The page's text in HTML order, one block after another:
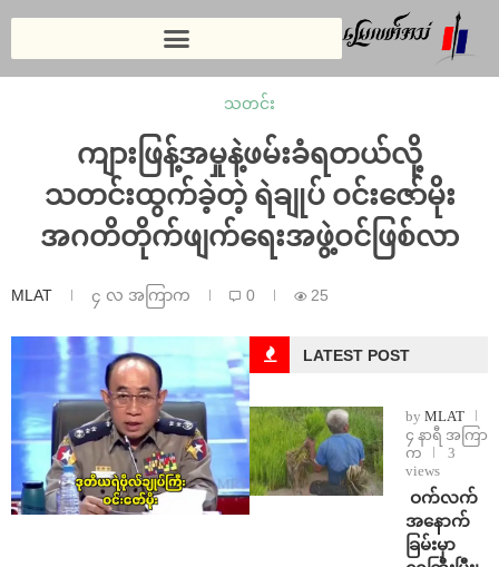
သတင်း
ကျားဖြန့်အမှုနဲ့ဖမ်းခံရတယ်လို့
သတင်းထွက်ခဲ့တဲ့ ရဲချုပ် ဝင်းဇော်မိုး
အဂတိတိုက်ဖျက်ရေးအဖွဲ့ဝင်ဖြစ်လာ
MLAT ၄ လ အကြာက 0 25
LATEST POST
by MLAT
၄ နာရီ အကြာ
က
3
views
⁩ ⁨ဝက်လက်
အနောက်
ခြမ်းမှာ